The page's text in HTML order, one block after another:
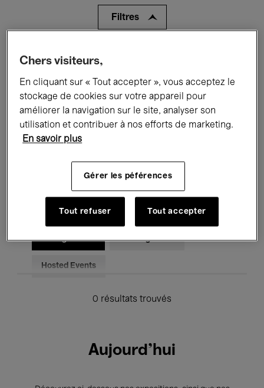
Filtres
Tous les événements
Expositions Films Performances
Rencontres & Débats Jazz
Musique classique
Musique électronique
Pour tous Kids’ Palace
Enseignement Visites guidées
Hosted Events
0 résultats trouvés
Aujourd'hui
Chers visiteurs,
En cliquant sur « Tout accepter », vous acceptez le
stockage de cookies sur votre appareil pour
améliorer la navigation sur le site, analyser son
utilisation et contribuer à nos efforts de marketing.
En savoir plus
Gérer les péférences
Tout refuser Tout accepter